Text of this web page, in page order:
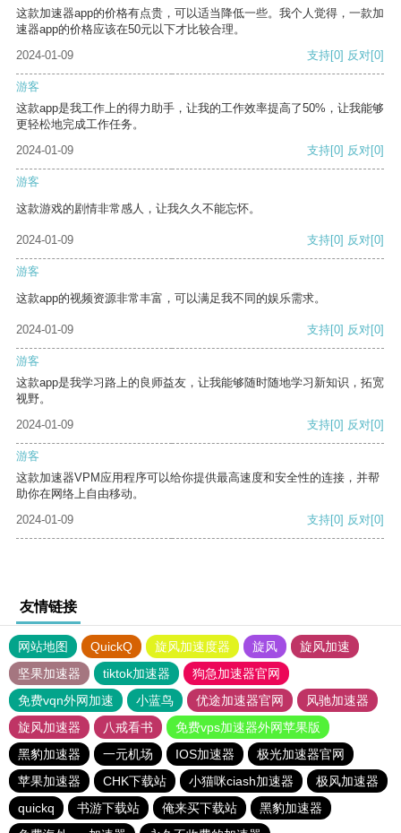
这款加速器app的价格有点贵，可以适当降低一些。我个人觉得，一款加
速器app的价格应该在50元以下才比较合理。
2024-01-09
支持[0] 反对[0]
游客
这款app是我工作上的得力助手，让我的工作效率提高了50%，让我能够
更轻松地完成工作任务。
2024-01-09
支持[0] 反对[0]
游客
这款游戏的剧情非常感人，让我久久不能忘怀。
2024-01-09 支持[0] 反对[0]
游客
这款app的视频资源非常丰富，可以满足我不同的娱乐需求。
2024-01-09 支持[0] 反对[0]
游客
这款app是我学习路上的良师益友，让我能够随时随地学习新知识，拓宽
视野。
2024-01-09
支持[0] 反对[0]
游客
这款加速器VPM应用程序可以给你提供最高速度和安全性的连接，并帮
助你在网络上自由移动。
2024-01-09
支持[0] 反对[0]
友情链接
网站地图 QuickQ 旋风加速度器 旋风
旋风加速
坚果加速器
tiktok加速器
狗急加速器官网
免费vqn外网加速
小蓝鸟 优途加速器官网
风驰加速器
旋风加速器
八戒看书
免费vps加速器外网苹果版
黑豹加速器
一元机场 IOS加速器
极光加速器官网
苹果加速器
CHK下载站 小猫咪ciash加速器
极风加速器
quickq
书游下载站 俺来买下载站
黑豹加速器